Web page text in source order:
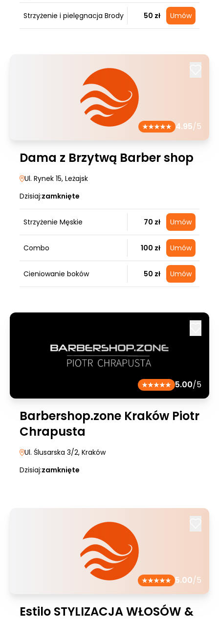
Strzyżenie i pielęgnacja Brody 50 zł Umów
4.95/5
Dama z Brzytwą Barber shop
Ul. Rynek 15, Leżajsk
Dzisiaj:zamknięte
Strzyżenie Męskie 70 zł Umów
Combo 100 zł Umów
Cieniowanie boków 50 zł Umów
5.00/5
Barbershop.zone Kraków Piotr
Chrapusta
Ul. Ślusarska 3/2, Kraków
Dzisiaj:zamknięte
5.00/5
Estilo STYLIZACJA WŁOSÓW &